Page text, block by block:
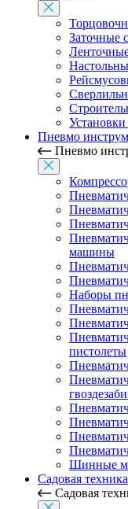
Заточные
Пневмо
Пневмо
машины
Наборы
пистолеты
Шинные
Садовая техника
Садовая